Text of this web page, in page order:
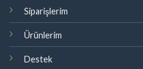
Siparişlerim
Ürünlerim
Destek